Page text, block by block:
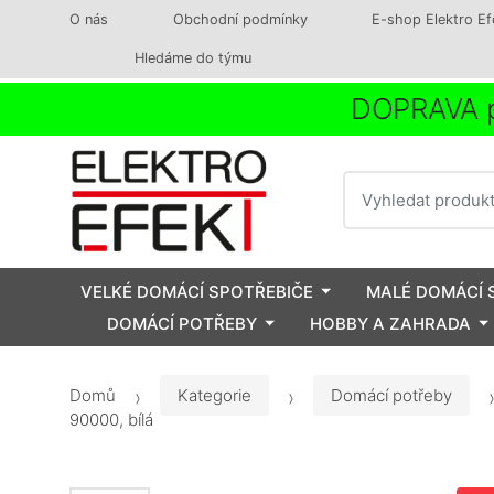
O nás Obchodní podmínky E-shop Elektro
Hledáme do týmu
VELKÉ DOMÁCÍ SPOTŘEBIČE
MALÉ DOMÁCÍ
DOMÁCÍ POTŘEBY
HOBBY A ZAHRADA
Domů Kategorie
Domácí potřeby
90000, bílá